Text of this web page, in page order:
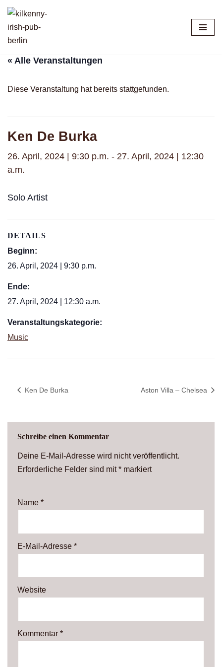
Zum
Inhalt
« Alle Veranstaltungen
Diese Veranstaltung hat bereits stattgefunden.
Ken De Burka
26. April, 2024 | 9:30 p.m. - 27. April, 2024 | 12:30
a.m.
Solo Artist
DETAILS
Beginn:
26. April, 2024 | 9:30 p.m.
Ende:
27. April, 2024 | 12:30 a.m.
Veranstaltungskategorie:
Music
Ken De Burka Aston Villa – Chelsea
Schreibe einen Kommentar
Deine E-Mail-Adresse wird nicht veröffentlicht.
Erforderliche Felder sind mit* markiert
Name *
E-Mail-Adresse *
Website
Kommentar *